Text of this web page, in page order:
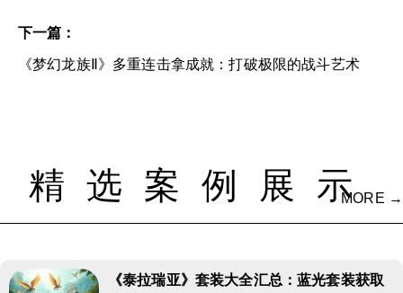
下一篇：
《梦幻龙族Ⅱ》多重连击拿成就：打破极限的战斗艺术
精选案例展示MORE →
《泰拉瑞亚》套装大全汇总：蓝光套装获取